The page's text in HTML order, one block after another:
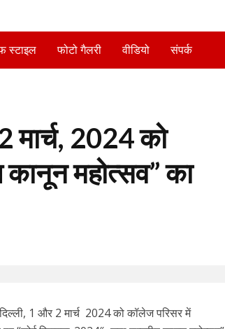
स्टाइल फोटो गैलरी वीडियो संपर्क
2024 को
कानून महोत्सव” का
1 और 2 मार्च 2024 को कॉलेज परिसर में